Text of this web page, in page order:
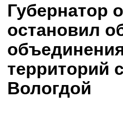
Губернатор
остановил
территорий с
Вологдой